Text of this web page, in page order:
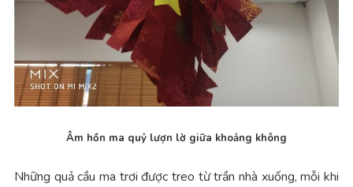
Âm hồn ma quỷ lượn lờ giữa khoảng không
Những quả cầu ma trơi được treo từ trần nhà xuống, mỗi khi